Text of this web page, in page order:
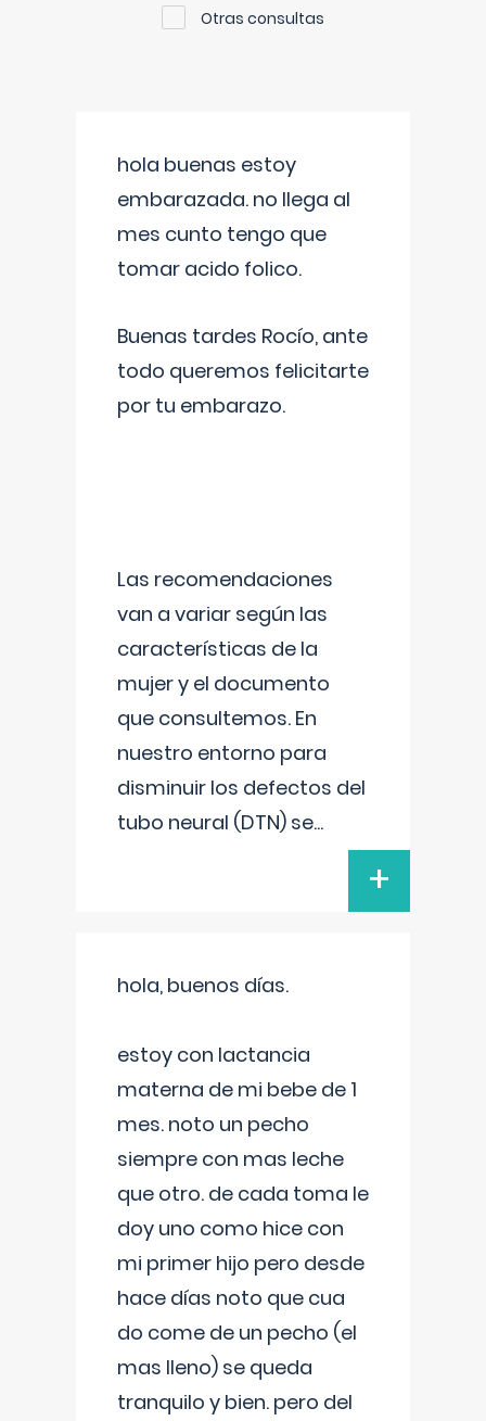
Otras consultas
hola buenas estoy
embarazada. no llega al
mes cunto tengo que
tomar acido folico.
Buenas tardes Rocío, ante
todo queremos felicitarte
por tu embarazo.
Las recomendaciones
van a variar según las
características de la
mujer y el documento
que consultemos. En
nuestro entorno para
disminuir los defectos del
tubo neural (DTN) se...
+
hola, buenos días.
estoy con lactancia
materna de mi bebe de 1
mes. noto un pecho
siempre con mas leche
que otro. de cada toma le
doy uno como hice con
mi primer hijo pero desde
hace días noto que cua
do come de un pecho (el
mas lleno) se queda
tranquilo y bien. pero del